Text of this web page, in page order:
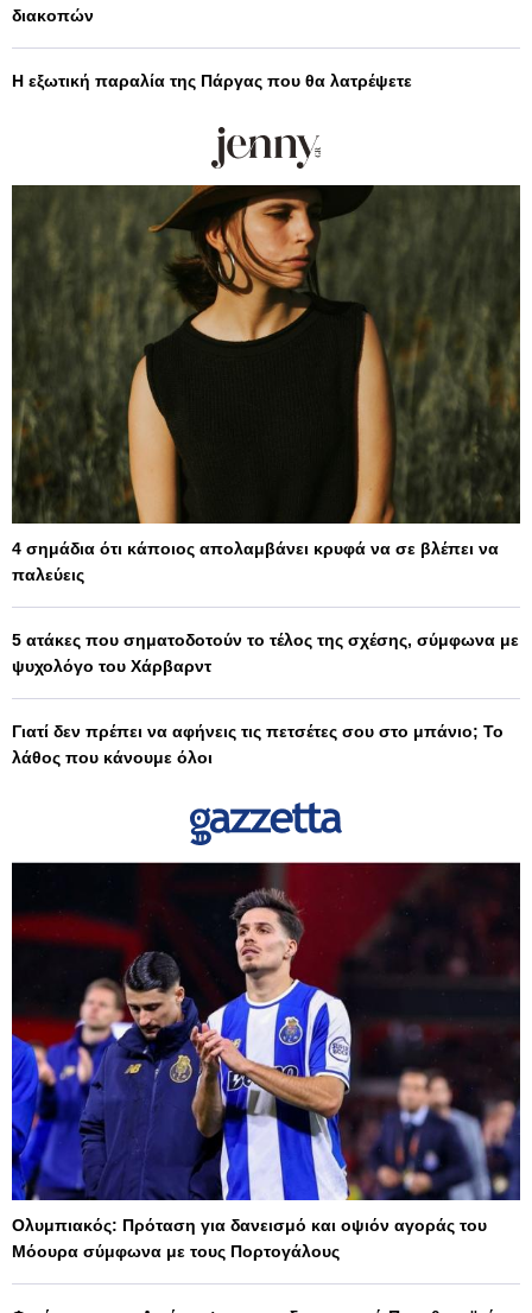
διακοπών
Η εξωτική παραλία της Πάργας που θα λατρέψετε
4 σημάδια ότι κάποιος απολαμβάνει κρυφά να σε βλέπει να
παλεύεις
5 ατάκες που σηματοδοτούν το τέλος της σχέσης, σύμφωνα με
ψυχολόγο του Χάρβαρντ
Γιατί δεν πρέπει να αφήνεις τις πετσέτες σου στο μπάνιο; Το
λάθος που κάνουμε όλοι
Ολυμπιακός: Πρόταση για δανεισμό και οψιόν αγοράς του
Μόουρα σύμφωνα με τους Πορτογάλους